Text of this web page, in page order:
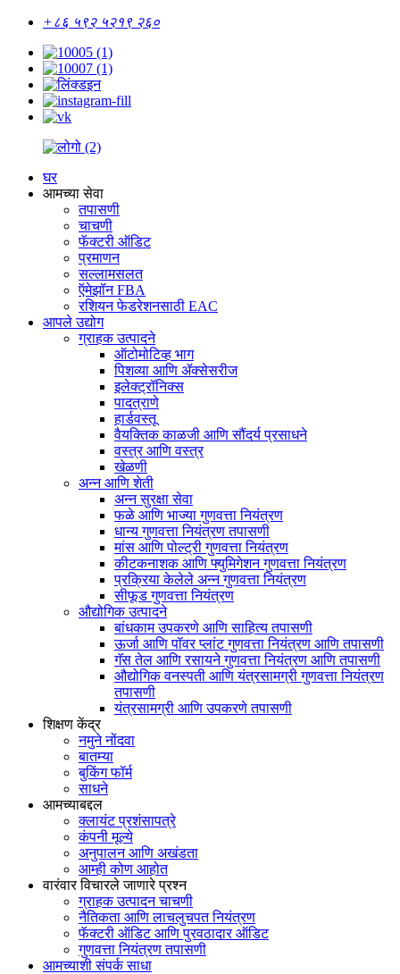
+८६ ५९२ ५२१९ २६०
घर
आमच्या सेवा
तपासणी
चाचणी
फॅक्टरी ऑडिट
प्रमाणन
सल्लामसलत
ऍमेझॉन FBA
रशियन फेडरेशनसाठी EAC
आपले उद्योग
ग्राहक उत्पादने
ऑटोमोटिव्ह भाग
पिशव्या आणि ॲक्सेसरीज
इलेक्ट्रॉनिक्स
पादत्राणे
हार्डवस्तू
वैयक्तिक काळजी आणि सौंदर्य प्रसाधने
वस्त्र आणि वस्त्र
खेळणी
अन्न आणि शेती
अन्न सुरक्षा सेवा
फळे आणि भाज्या गुणवत्ता नियंत्रण
धान्य गुणवत्ता नियंत्रण तपासणी
मांस आणि पोल्ट्री गुणवत्ता नियंत्रण
कीटकनाशक आणि फ्युमिगेशन गुणवत्ता नियंत्रण
प्रक्रिया केलेले अन्न गुणवत्ता नियंत्रण
सीफूड गुणवत्ता नियंत्रण
औद्योगिक उत्पादने
बांधकाम उपकरणे आणि साहित्य तपासणी
ऊर्जा आणि पॉवर प्लांट गुणवत्ता नियंत्रण आणि तपासणी
गॅस तेल आणि रसायने गुणवत्ता नियंत्रण आणि तपासणी
औद्योगिक वनस्पती आणि यंत्रसामग्री गुणवत्ता नियंत्रण
तपासणी
यंत्रसामग्री आणि उपकरणे तपासणी
शिक्षण केंद्र
नमुने नोंदवा
बातम्या
बुकिंग फॉर्म
साधने
आमच्याबद्दल
क्लायंट प्रशंसापत्रे
कंपनी मूल्ये
अनुपालन आणि अखंडता
आम्ही कोण आहोत
वारंवार विचारले जाणारे प्रश्न
ग्राहक उत्पादन चाचणी
नैतिकता आणि लाचलुचपत नियंत्रण
फॅक्टरी ऑडिट आणि पुरवठादार ऑडिट
गुणवत्ता नियंत्रण तपासणी
आमच्याशी संपर्क साधा